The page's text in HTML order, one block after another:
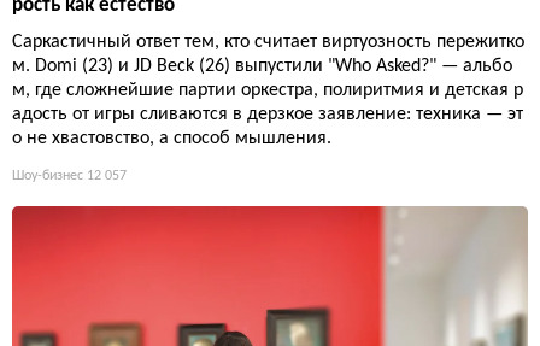
рость как естество
Саркастичный ответ тем, кто считает виртуозность пережитко
м. Domi (23) и JD Beck (26) выпустили "Who Asked?" — альбо
м, где сложнейшие партии оркестра, полиритмия и детская р
адость от игры сливаются в дерзкое заявление: техника — эт
о не хвастовство, а способ мышления.
Шоу-бизнес 12 057